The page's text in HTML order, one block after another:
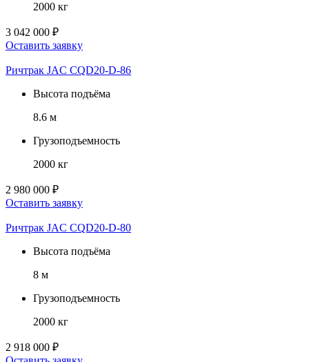
2000 кг
3 042 000 ₽
Оставить заявку
Ричтрак JAC CQD20-D-86
Высота подъёма
8.6 м
Грузоподъемность
2000 кг
2 980 000 ₽
Оставить заявку
Ричтрак JAC CQD20-D-80
Высота подъёма
8 м
Грузоподъемность
2000 кг
2 918 000 ₽